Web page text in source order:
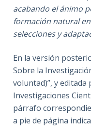
acabando el ánimo
formación natural
selecciones y
En la versión
Sobre la
voluntad)”, y
Investigaciones
párrafo
a pie de página